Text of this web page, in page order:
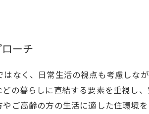
ーチ
なく、日常生活の視点も考慮しな
の暮らしに直結する要素を重視し
ご高齢の方の生活に適した住環境